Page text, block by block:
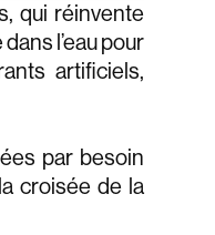
qui réinvente
l’eau pour
artificiels,
par besoin
croisée de la